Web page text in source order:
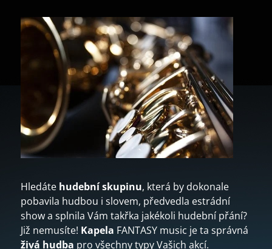
Hledáte hudební skupinu, která by dokonale
pobavila hudbou i slovem, předvedla estrádní
show a splnila Vám takřka jakékoli hudební přání?
Již nemusíte! Kapela FANTASY music je ta správná
živá hudba pro všechny typy Vašich akcí.